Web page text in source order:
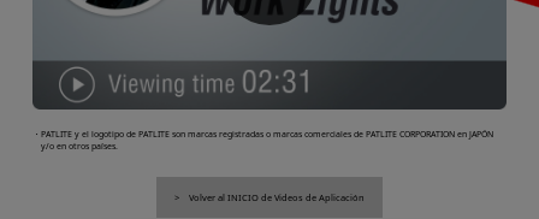
・PATLITE y el logotipo de PATLITE son marcas registradas o marcas comerciales de PATLITE CORPORATION en JAPÓN
y/o en otros países.
Volver al INICIO de Videos de Aplicación